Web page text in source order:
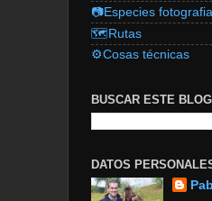
📷Especies
🗺️Rutas
⚙️Cosas técnicas
BUSCAR ESTE BLOG
DATOS